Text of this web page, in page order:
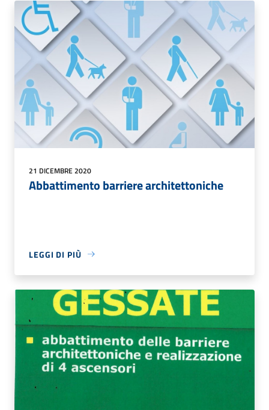
21 DICEMBRE 2020
Abbattimento barriere architettoniche
LEGGI DI PIÙ